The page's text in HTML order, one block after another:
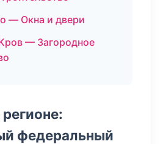
— Окна и двери
— Загородное
федеральный